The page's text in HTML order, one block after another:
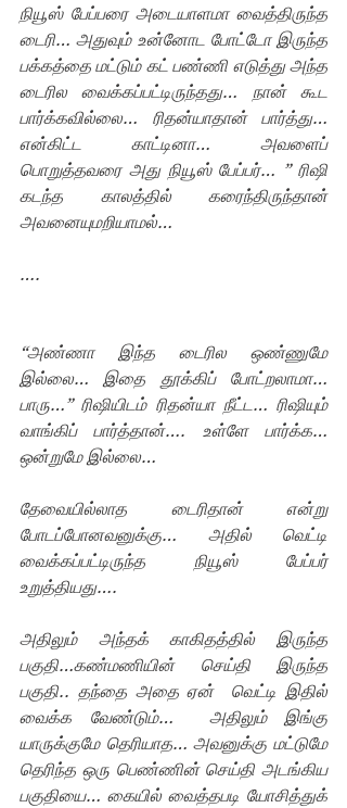
நியூஸ் பேப்பரை அடையாளமா வைத்திருந்த
டைரி… அதுவும் உன்னோட போட்டோ இருந்த
பக்கத்தை மட்டும் கட் பண்ணி எடுத்து அந்த
டைரில வைக்கப்பட்டிருந்தது… நான் கூட
பார்க்கவில்லை… ரிதன்யாதான் பார்த்து…
என்கிட்ட காட்டினா… அவளைப்
பொறுத்தவரை அது நியூஸ் பேப்பர்… ” ரிஷி
கடந்த காலத்தில் கரைந்திருந்தான்
அவனையுமறியாமல்…
….
“அண்ணா இந்த டைரில ஒண்ணுமே
இல்லை… இதை தூக்கிப் போட்றலாமா…
பாரு…” ரிஷியிடம் ரிதன்யா நீட்ட… ரிஷியும்
வாங்கிப் பார்த்தான்…. உள்ளே பார்க்க…
ஒன்றுமே இல்லை…
தேவையில்லாத டைரிதான் என்று
போடப்போனவனுக்கு… அதில் வெட்டி
வைக்கப்பட்டிருந்த நியூஸ் பேப்பர்
உறுத்தியது….
அதிலும் அந்தக் காகிதத்தில் இருந்த
பகுதி…கண்மணியின் செய்தி இருந்த
பகுதி.. தந்தை அதை ஏன்  வெட்டி இதில்
வைக்க வேண்டும்…  அதிலும் இங்கு
யாருக்குமே தெரியாத… அவனுக்கு மட்டுமே
தெரிந்த ஒரு பெண்ணின் செய்தி அடங்கிய
பகுதியை… கையில் வைத்தபடி யோசித்துக்